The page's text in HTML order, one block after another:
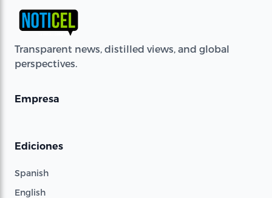
Transparent news, distilled views, and global
perspectives.
Empresa
Ediciones
Spanish
English